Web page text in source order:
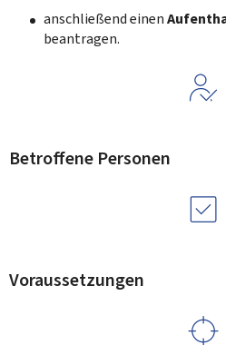
anschließend einen
beantragen.
Betroffene Personen
Voraussetzungen